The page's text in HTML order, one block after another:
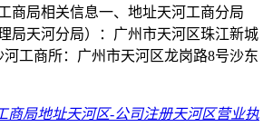
商局相关信息一、地址天河工商分局
局天河分局）：广州市天河区珠江新城
河工商所：广州市天河区龙岗路8号沙东
商局地址天河区-公司注册天河区营业执